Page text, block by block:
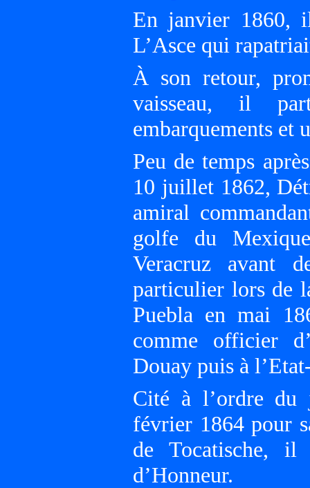
En janvier 1860,
L’Asce qui
À son retour,
vaisseau, il
embarquements et
Peu de temps
10 juillet 1862,
amiral
golfe du
Veracruz avant
particulier lors de
Puebla en mai
comme officier
Douay puis à
Cité à l’ordre du
février 1864 pour
de Tocatische,
d’Honneur.